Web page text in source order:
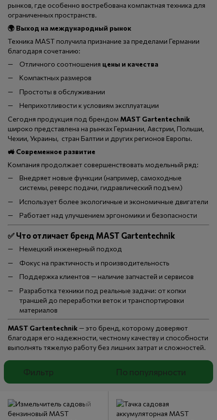
рынков, где особенно востребована компактная техника для
ограниченных пространств.
🌍 Выход на международный рынок
Техника MAST получила признание за пределами Германии
благодаря сочетанию:
Отличного соотношения цены и качества
Компактных размеров
Простоты в обслуживании
Неприхотливости к условиям эксплуатации
Сегодня продукция под брендомMAST Gartentechnik
широко представлена на рынках Германии, Австрии, Польши,
Чехии, Украины, стран Балтии и других регионов Европы.
🚜 Современное развитие
Компания продолжает совершенствовать модельный ряд:
Внедряет новые функции (например, самоходные
системы, реверс подачи, гидравлический подъем)
Использует более экологичные и экономичные двигатели
Работает над улучшением эргономики и безопасности
✅ Что отличает бренд MAST Gartentechnik
Немецкий инженерный подход
Фокус на практичность и производительность
Поддержка клиентов — наличие запчастей и сервисов
Разработка техники под реальные задачи: от копки
траншей до переработки веток и транспортировки
материалов
MAST Gartentechnik — это бренд, которому доверяют
благодаря его надежности, честному качеству и способности
выполнять тяжелую работу без лишних затрат и сложностей.
Фильтр По популярности